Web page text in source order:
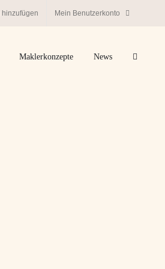
hinzufügen Mein Benutzerkonto
Maklerkonzepte News